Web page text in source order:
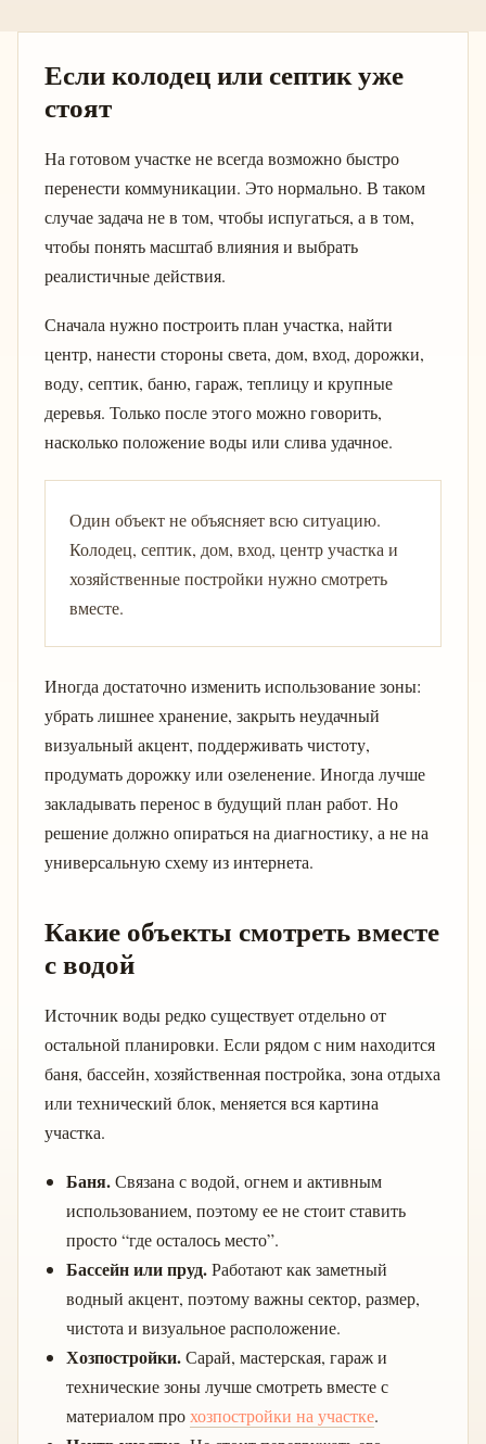
Если колодец или септик уже
стоят
На готовом участке не всегда возможно быстро
перенести коммуникации. Это нормально. В таком
случае задача не в том, чтобы испугаться, а в том,
чтобы понять масштаб влияния и выбрать
реалистичные действия.
Сначала нужно построить план участка, найти
центр, нанести стороны света, дом, вход, дорожки,
воду, септик, баню, гараж, теплицу и крупные
деревья. Только после этого можно говорить,
насколько положение воды или слива удачное.
Один объект не объясняет всю ситуацию.
Колодец, септик, дом, вход, центр участка и
хозяйственные постройки нужно смотреть
вместе.
Иногда достаточно изменить использование зоны:
убрать лишнее хранение, закрыть неудачный
визуальный акцент, поддерживать чистоту,
продумать дорожку или озеленение. Иногда лучше
закладывать перенос в будущий план работ. Но
решение должно опираться на диагностику, а не на
универсальную схему из интернета.
Какие объекты смотреть вместе
с водой
Источник воды редко существует отдельно от
остальной планировки. Если рядом с ним находится
баня, бассейн, хозяйственная постройка, зона отдыха
или технический блок, меняется вся картина
участка.
Баня.Связана с водой, огнем и активным
использованием, поэтому ее не стоит ставить
просто “где осталось место”.
Бассейн или пруд.Работают как заметный
водный акцент, поэтому важны сектор, размер,
чистота и визуальное расположение.
Хозпостройки.Сарай, мастерская, гараж и
технические зоны лучше смотреть вместе с
материалом прохозпостройки на участке.